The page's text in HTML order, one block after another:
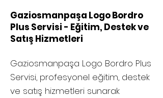
Gaziosmanpaşa Logo Bordro
Plus Servisi - Eğitim, Destek ve
Satış Hizmetleri
Gaziosmanpaşa Logo Bordro Plus
Servisi, profesyonel eğitim, destek
ve satış hizmetleri sunarak